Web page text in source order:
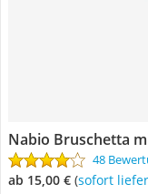
Nabio Bruschetta
48
ab 15,00 € ( Sofort